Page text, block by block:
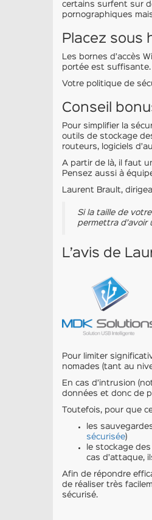
certains surfent sur
pornographiques
Placez sous
Les bornes d’accès
portée est suffisante.
Votre politique de
Conseil
Pour simplifier la
outils de stockage
routeurs, logiciels
A partir de là, il faut
Pensez aussi à
Laurent Brault,
Si la taille de
permettra
L’avis de
Pour limiter
nomades (tant au
En cas d’intrusion
données et donc de
Toutefois, pour que
les
sécurisée)
le stockage
cas d’attaque,
Afin de répondre
de réaliser très
sécurisé.